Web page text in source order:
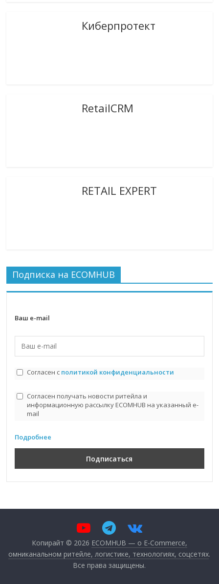
Киберпротект
RetailCRM
RETAIL EXPERT
Подписка на ECOMHUB
Ваш e-mail
Согласен с политикой конфиденциальности
Согласен получать новости ритейла и
информационную рассылку ECOMHUB на указанный e-
mail
Подробнее
Копирайт © 2026 ECOMHUB — о E-Commerce,
омниканальном ритейле, логистике, технологиях, соцсетях.
Все права защищены.